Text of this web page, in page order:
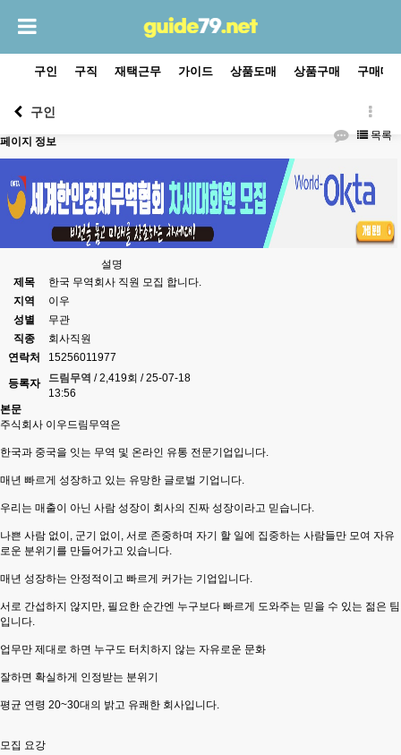
구인 구직 재택근무 가이드 상품도매 상품구매 구매대
구인
목록
페이지 정보
설명
제목
한국 무역회사 직원 모집 합니다.
지역
이우
성별
무관
직종
회사직원
연락처
15256011977
등록자 드림무역 / 2,419회 / 25-07-18
13:56
본문
주식회사 이우드림무역은
한국과 중국을 잇는 무역 및 온라인 유통 전문기업입니다.
매년 빠르게 성장하고 있는 유망한 글로벌 기업니다.
우리는 매출이 아닌 사람 성장이 회사의 진짜 성장이라고 믿습니다.
나쁜 사람 없이, 군기 없이, 서로 존중하며 자기 할 일에 집중하는 사람들만 모여 자유
로운 분위기를 만들어가고 있습니다.
매년 성장하는 안정적이고 빠르게 커가는 기업입니다.
서로 간섭하지 않지만, 필요한 순간엔 누구보다 빠르게 도와주는 믿을 수 있는 젊은 팀
입니다.
업무만 제대로 하면 누구도 터치하지 않는 자유로운 문화
잘하면 확실하게 인정받는 분위기
평균 연령 20~30대의 밝고 유쾌한 회사입니다.
모집 요강